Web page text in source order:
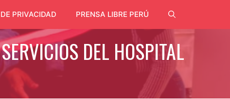
PRIVACIDAD PRENSA LIBRE PERÚ
DEL HOSPITAL